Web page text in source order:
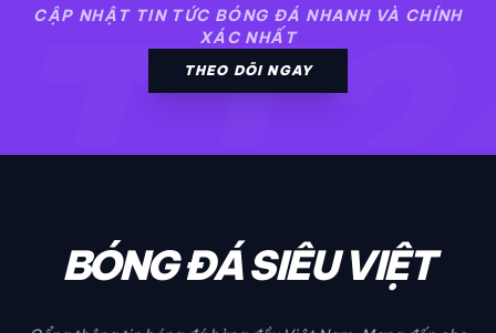
CẬP NHẬT TIN TỨC BÓNG ĐÁ NHANH VÀ CHÍNH
XÁC NHẤT
THEO DÕI NGAY
BÓNG ĐÁ SIÊU VIỆT